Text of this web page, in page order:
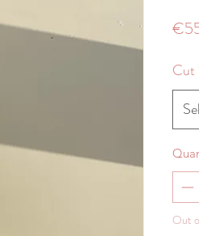
Cut
Out